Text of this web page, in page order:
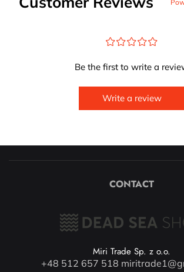
¤¤¤¤¤
Be the first to write a
Write a review
CONTACT
Miri Trade Sp. z o.o.
+48 512 657 518